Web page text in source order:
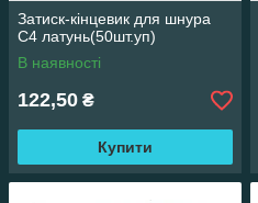
Затиск-кінцевик для шнура
С4 латунь(50шт.уп)
В наявності
122,50 ₴
Купити